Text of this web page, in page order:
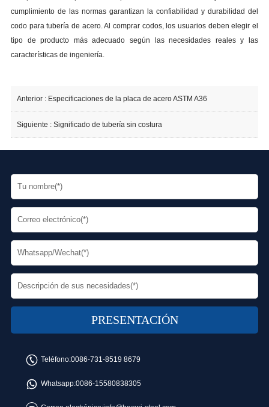
cumplimiento de las normas garantizan la confiabilidad y durabilidad del
codo para tubería de acero. Al comprar codos, los usuarios deben elegir el
tipo de producto más adecuado según las necesidades reales y las
características de ingeniería.
Anterior : Especificaciones de la placa de acero ASTM A36
Siguiente : Significado de tubería sin costura
Teléfono:0086-731-8519 8679
Whatsapp:0086-15580838305